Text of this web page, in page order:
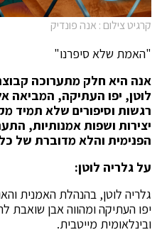
קרגיט צילום : אנה פונדיק
"האמת שלא סיפרנו"
אנה היא חלק מתערוכה
לוטן, יפו העתיקה, המביאה
רגשות וסיפורים שלא תמיד
יצירות ושפות אמנותיות,
הפנימית והלא מדוברת של
על גלריה לוטן:
גלריה לוטן, בהנהלת האמנית
יפו העתיקה ומהווה אבן שואבת
ובינלאומית מייטבית.